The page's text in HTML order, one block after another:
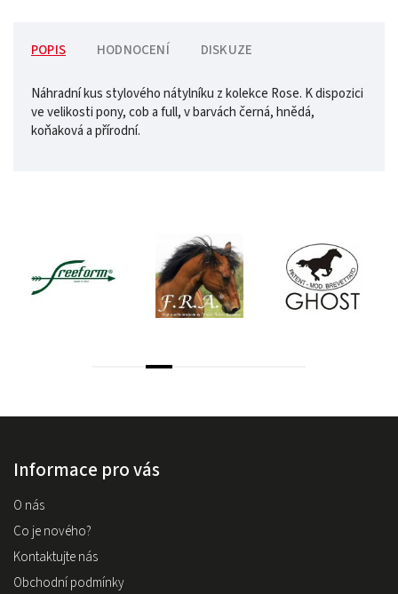
POPIS HODNOCENÍ DISKUZE
Náhradní kus stylového nátylníku z kolekce Rose. K dispozici
ve velikosti pony, cob a full, v barvách černá, hnědá,
koňaková a přírodní.
Informace pro vás
O nás
Co je nového?
Kontaktujte nás
Obchodní podmínky